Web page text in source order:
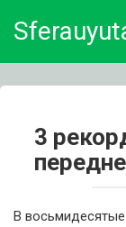
3
В